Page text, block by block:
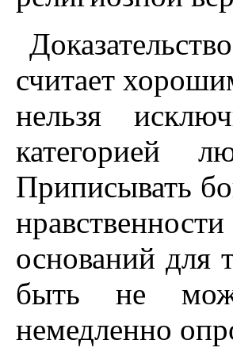
считает
нельзя
категорией
Приписывать
оснований для
быть не
немедленно